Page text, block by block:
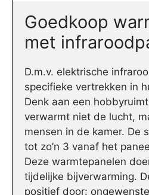
Goedkoop
met
D.m.v. elektrische
specifieke vertrekken in
Denk aan een
verwarmt niet de lucht,
mensen in de kamer. De
tot zo’n 3 vanaf het
Deze warmtepanelen
tijdelijke bijverwarming.
positief door: